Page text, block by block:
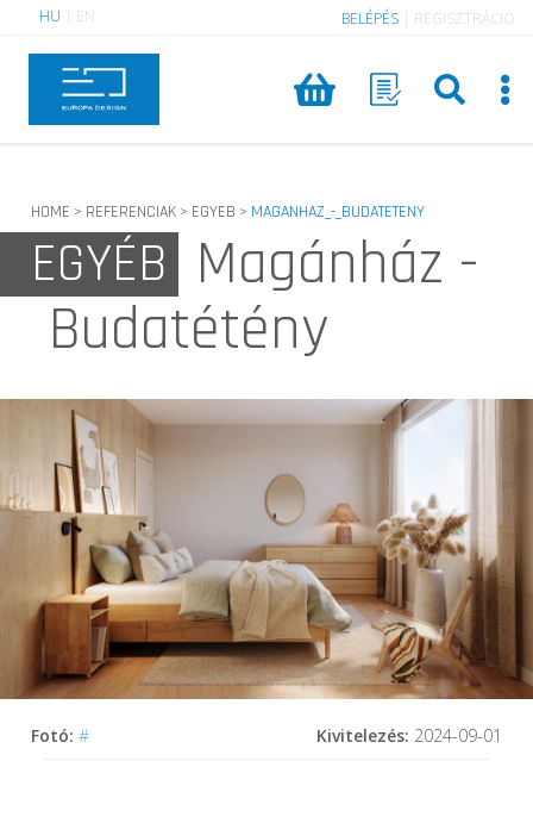
HU EN BELÉPÉS REGISZTRÁCIÓ
HOME > REFERENCIAK > EGYEB > MAGANHAZ_-_BUDATETENY
EGYÉB Magánház -
Budatétény
Fotó:# Kivitelezés: 2024-09-01